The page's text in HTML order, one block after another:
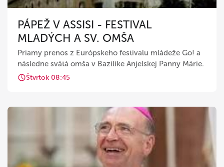
PÁPEŽ V ASSISI - FESTIVAL
MLADÝCH A SV. OMŠA
Priamy prenos z Európskeho festivalu mládeže Go! a
následne svätá omša v Bazilike Anjelskej Panny Márie.
Štvrtok 08:45